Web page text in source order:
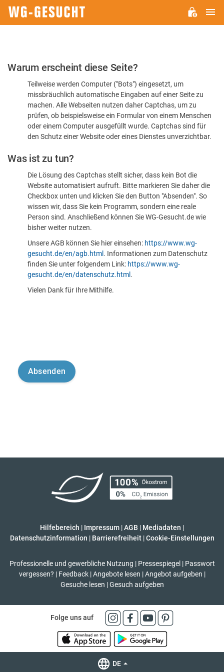
Bitte
dass
sind
Warum erscheint diese Seite?
Teilweise werden Computer ("Bots") eingesetzt, um
missbräuchlich automatische Eingaben auf einer Seite zu
machen. Alle Webseiten nutzen daher Captchas, um zu
prüfen, ob beispielsweise ein Formular von einem Menschen
oder einem Computer ausgefüllt wurde. Captchas sind für
den Schutz einer Website oder eines Dienstes unverzichtbar.
Was ist zu tun?
Die Lösung des Captchas stellt sicher, dass kein Bot die
Website automatisiert aufruft. Bitte markieren Sie daher die
Checkbox unten und klicken Sie den Button "Absenden". So
wissen wir, dass Sie kein Programm, sondern eine reale
Person sind. Anschließend können Sie WG-Gesucht.de wie
bisher weiter nutzen.
Unsere AGB können Sie hier einsehen: https://www.wg-
gesucht.de/en/agb.html . Informationen zum Datenschutz
finden Sie unter folgendem Link: https://www.wg-
gesucht.de/en/datenschutz.html .
Vielen Dank für Ihre Mithilfe.
Hilfebereich | Impressum |AGB | Mediadaten |
Datenschutzinformation | Barrierefreiheit | Cookie-Einstellungen
Professionelle und gewerbliche Nutzung | Pressespiegel | Passwort
vergessen? | Feedback | Angebote lesen | Angebot aufgeben |
Gesuche lesen | Gesuch aufgeben
Folge uns auf
DE